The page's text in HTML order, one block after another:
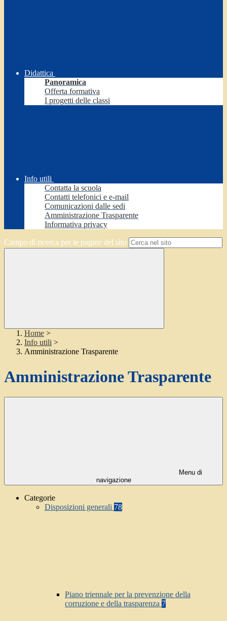
Didattica
Panoramica
Offerta formativa
I progetti delle classi
Info utili
Contatta la scuola
Contatti telefonici e e-mail
Comunicazioni dalle sedi
Amministrazione Trasparente
Informativa privacy
Campo di ricerca per le pagine del sito
Home >
Info utili >
Amministrazione Trasparente
Amministrazione Trasparente
Menu di
navigazione
Categorie
Disposizioni generali 78
Piano triennale per la prevenzione della
corruzione e della trasparenza 7